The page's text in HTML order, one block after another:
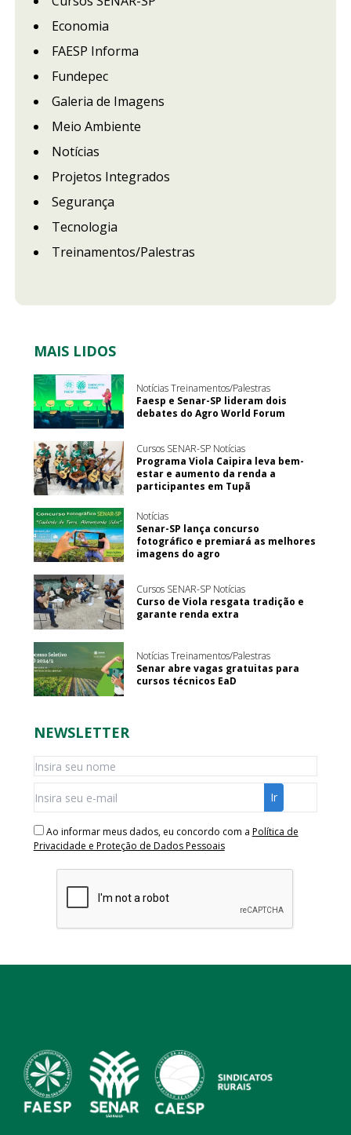
Economia
FAESP Informa
Fundepec
Galeria de Imagens
Meio Ambiente
Notícias
Projetos Integrados
Segurança
Tecnologia
Treinamentos/Palestras
MAIS LIDOS
Notícias Treinamentos/Palestras
Faesp e Senar-SP lideram dois
debates do Agro World Forum
Cursos SENAR-SP Notícias
Programa Viola Caipira leva bem-
estar e aumento da renda a
participantes em Tupã
Notícias
Senar-SP lança concurso
fotográfico e premiará as melhores
imagens do agro
Cursos SENAR-SP Notícias
Curso de Viola resgata tradição e
garante renda extra
Notícias Treinamentos/Palestras
Senar abre vagas gratuitas para
cursos técnicos EaD
NEWSLETTER
Ao informar meus dados, eu concordo com a Política de
Privacidade e Proteção de Dados Pessoais